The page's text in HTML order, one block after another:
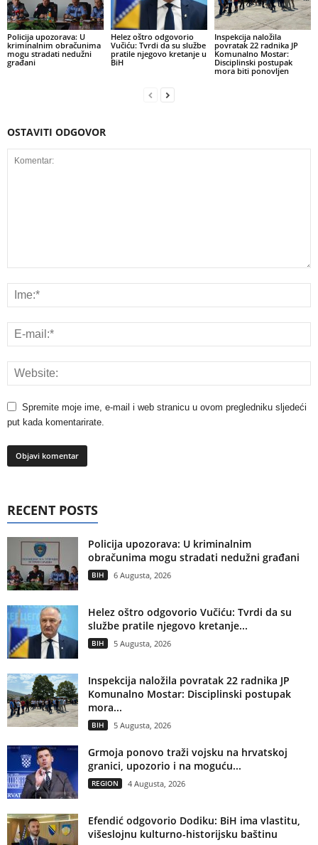
Policija upozorava: U
kriminalnim obračunima
mogu stradati nedužni
građani
Helez oštro odgovorio
Vučiću: Tvrdi da su službe
pratile njegovo kretanje u
BiH
Inspekcija naložila
povratak 22 radnika JP
Komunalno Mostar:
Disciplinski postupak
mora biti ponovljen
OSTAVITI ODGOVOR
Spremite moje ime, e-mail i web stranicu u ovom pregledniku sljedeći
put kada komentarirate.
RECENT POSTS
Policija upozorava: U kriminalnim
obračunima mogu stradati nedužni građani
BIH 6 Augusta, 2026
Helez oštro odgovorio Vučiću: Tvrdi da su
službe pratile njegovo kretanje...
BIH 5 Augusta, 2026
Inspekcija naložila povratak 22 radnika JP
Komunalno Mostar: Disciplinski postupak
mora...
BIH 5 Augusta, 2026
Grmoja ponovo traži vojsku na hrvatskoj
granici, upozorio i na moguću...
REGION 4 Augusta, 2026
Efendić odgovorio Dodiku: BiH ima vlastitu,
višeslojnu kulturno-historijsku baštinu